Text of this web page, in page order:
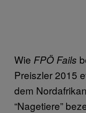
Wie FPÖ Fails
Preiszler 2015
dem
“Nagetiere”